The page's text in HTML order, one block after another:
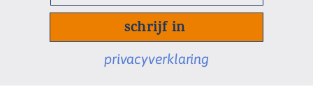
mailadres
privacyverklaring